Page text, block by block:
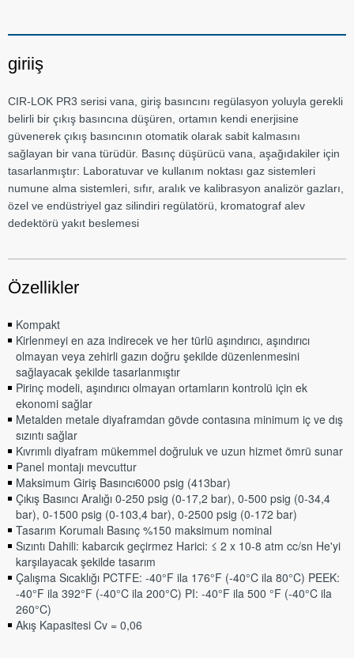
giriiş
CIR-LOK PR3 serisi vana, giriş basıncını regülasyon yoluyla gerekli
belirli bir çıkış basıncına düşüren, ortamın kendi enerjisine
güvenerek çıkış basıncının otomatik olarak sabit kalmasını
sağlayan bir vana türüdür. Basınç düşürücü vana, aşağıdakiler için
tasarlanmıştır: Laboratuvar ve kullanım noktası gaz sistemleri
numune alma sistemleri, sıfır, aralık ve kalibrasyon analizör gazları,
özel ve endüstriyel gaz silindiri regülatörü, kromatograf alev
dedektörü yakıt beslemesi
Özellikler
Kompakt
Kirlenmeyi en aza indirecek ve her türlü aşındırıcı, aşındırıcı
olmayan veya zehirli gazın doğru şekilde düzenlenmesini
sağlayacak şekilde tasarlanmıştır
Pirinç modeli, aşındırıcı olmayan ortamların kontrolü için ek
ekonomi sağlar
Metalden metale diyaframdan gövde contasına minimum iç ve dış
sızıntı sağlar
Kıvrımlı diyafram mükemmel doğruluk ve uzun hizmet ömrü sunar
Panel montajı mevcuttur
Maksimum Giriş Basıncı6000 psig (413bar)
Çıkış Basıncı Aralığı 0-250 psig (0-17,2 bar), 0-500 psig (0-34,4
bar), 0-1500 psig (0-103,4 bar), 0-2500 psig (0-172 bar)
Tasarım Korumalı Basınç %150 maksimum nominal
Sızıntı Dahili: kabarcık geçirmez Harici: ≤ 2 x 10-8 atm cc/sn He'yi
karşılayacak şekilde tasarım
Çalışma Sıcaklığı PCTFE: -40°F ila 176°F (-40°C ila 80°C) PEEK:
-40°F ila 392°F (-40°C ila 200°C) PI: -40°F ila 500 °F (-40°C ila
260°C)
Akış Kapasitesi Cv = 0,06